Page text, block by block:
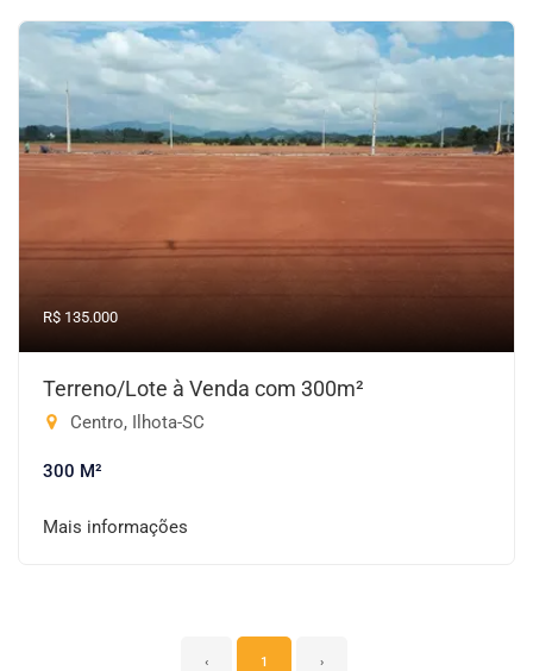
R$ 135.000
Terreno/Lote à Venda com 300m²
Centro, Ilhota-SC
300 M²
Mais informações
‹ 1 ›